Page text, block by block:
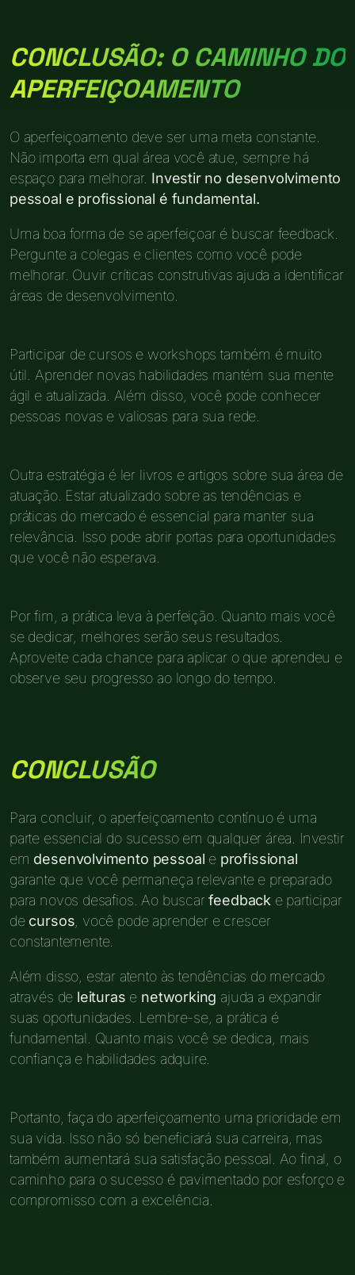
CONCLUSÃO: O CAMINHO DO
APERFEIÇOAMENTO
O aperfeiçoamento deve ser uma meta constante.
Não importa em qual área você atue, sempre há
espaço para melhorar. Investir no desenvolvimento
pessoal e profissional é fundamental.
Uma boa forma de se aperfeiçoar é buscar feedback.
Pergunte a colegas e clientes como você pode
melhorar. Ouvir críticas construtivas ajuda a identificar
áreas de desenvolvimento.
Participar de cursos e workshops também é muito
útil. Aprender novas habilidades mantém sua mente
ágil e atualizada. Além disso, você pode conhecer
pessoas novas e valiosas para sua rede.
Outra estratégia é ler livros e artigos sobre sua área de
atuação. Estar atualizado sobre as tendências e
práticas do mercado é essencial para manter sua
relevância. Isso pode abrir portas para oportunidades
que você não esperava.
Por fim, a prática leva à perfeição. Quanto mais você
se dedicar, melhores serão seus resultados.
Aproveite cada chance para aplicar o que aprendeu e
observe seu progresso ao longo do tempo.
CONCLUSÃO
Para concluir, o aperfeiçoamento contínuo é uma
parte essencial do sucesso em qualquer área. Investir
em desenvolvimento pessoal e profissional
garante que você permaneça relevante e preparado
para novos desafios. Ao buscarfeedback e participar
de cursos , você pode aprender e crescer
constantemente.
Além disso, estar atento às tendências do mercado
através de leituras e networking ajuda a expandir
suas oportunidades. Lembre-se, a prática é
fundamental. Quanto mais você se dedica, mais
confiança e habilidades adquire.
Portanto, faça do aperfeiçoamento uma prioridade em
sua vida. Isso não só beneficiará sua carreira, mas
também aumentará sua satisfação pessoal. Ao final, o
caminho para o sucesso é pavimentado por esforço e
compromisso com a excelência.